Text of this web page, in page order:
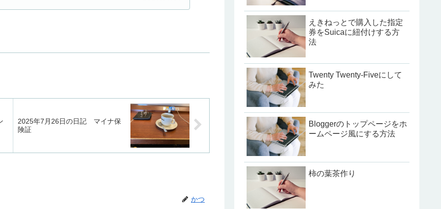
2025年7月26日の日記 マイナ保
険証
かつ
えきねっとで購入した指定
券をSuicaに紐付けする方
法
Twenty Twenty-Fiveにして
みた
Bloggerのトップページをホ
ームページ風にする方法
柿の葉茶作り